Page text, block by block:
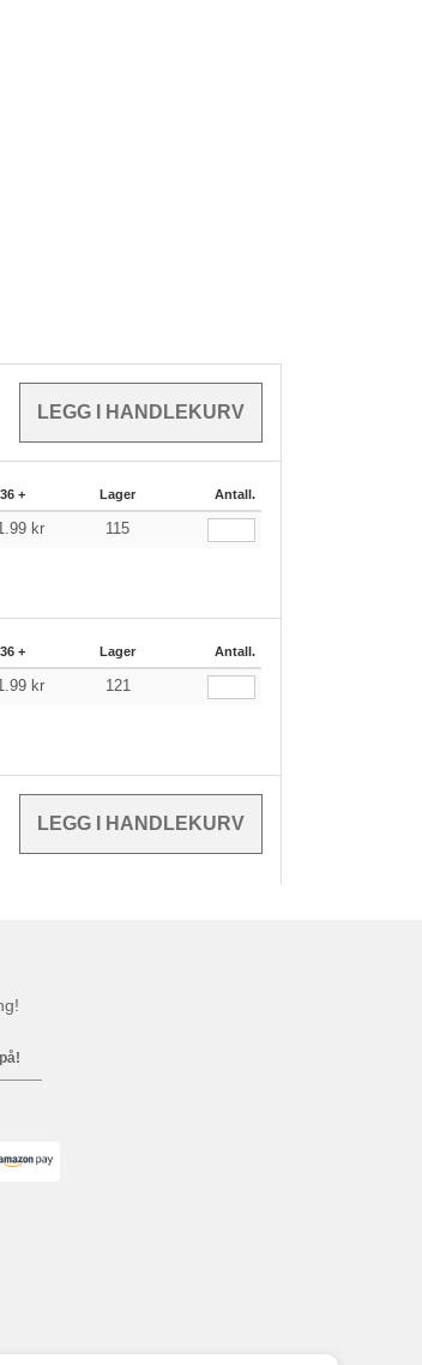
36 + Lager Antall.
kr 115
36 + Lager Antall.
kr 121